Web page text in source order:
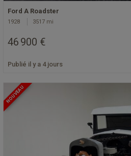
Ford A Roadster
1928 3517 mi
46 900 €
Publié il y a 4 jours
NOUVEAU